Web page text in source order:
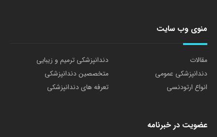
منوی وب سایت
مقالات
دندانپزشکی ترمیم و زیبایی
دندانپزشکی عمومی
متخصصین دندانپزشکی
انواع ارتودنسی
تعرفه های دندانپزشکی
عضویت در خبرنامه